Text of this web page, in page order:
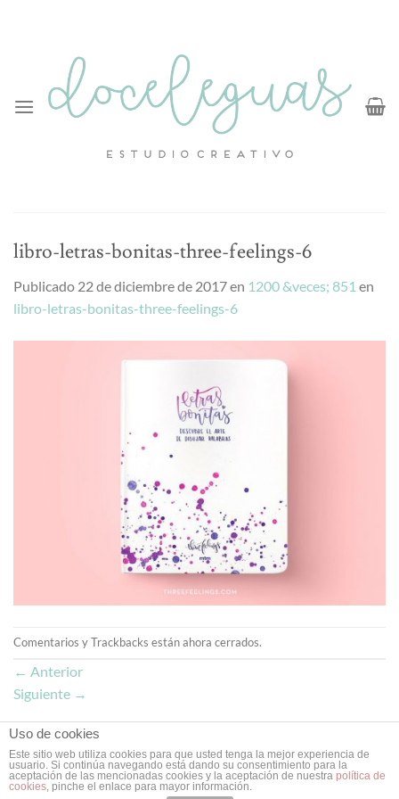
libro-letras-bonitas-three-feelings-6
Publicado 22 de diciembre de 2017en 1200 &veces; 851 en
libro-letras-bonitas-three-feelings-6
Comentarios y Trackbacks están ahora cerrados.
← Anterior
Siguiente →
Copyright 2026 ©Doce Leguas| Estudio de Diseño Gráfico y Web
Uso de cookies
Este sitio web utiliza cookies para que usted tenga la mejor experiencia de
usuario. Si continúa navegando está dando su consentimiento para la
aceptación de las mencionadas cookies y la aceptación de nuestra política de
cookies, pinche el enlace para mayor información.